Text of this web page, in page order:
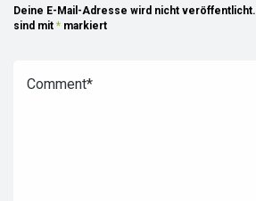
Deine E-Mail-Adresse wird nicht veröffentlicht.
sind mit * markiert